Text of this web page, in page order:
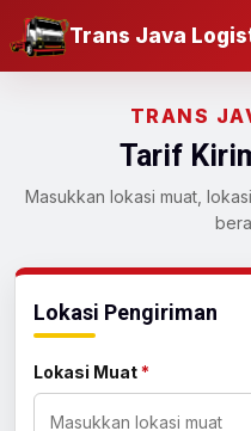
Trans Java
TRANS
Tarif
Masukkan lokasi muat,
Lokasi Pengiriman
Lokasi Muat*